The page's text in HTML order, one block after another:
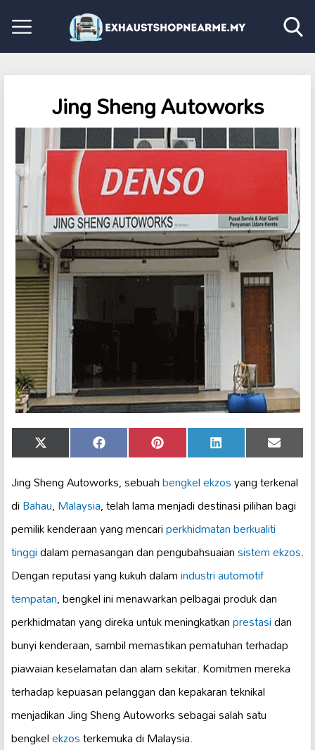
Jing Sheng Autoworks
Share
on
X
(Twitter)
Share
on
Facebook Share
on
Pinterest Share
on
LinkedIn Share
on
Email
Jing Sheng Autoworks, sebuahbengkel ekzosyang terkenal
diBahau,Malaysia, telah lama menjadi destinasi pilihan bagi
pemilik kenderaan yang mencariperkhidmatan berkualiti
tinggidalam pemasangan dan pengubahsuaiansistem ekzos.
Dengan reputasi yang kukuh dalamindustri automotif
tempatan, bengkel ini menawarkan pelbagai produk dan
perkhidmatan yang direka untuk meningkatkanprestasidan
bunyi kenderaan, sambil memastikan pematuhan terhadap
piawaian keselamatan dan alam sekitar. Komitmen mereka
terhadap kepuasan pelanggan dan kepakaran teknikal
menjadikan Jing Sheng Autoworks sebagai salah satu
bengkelekzosterkemuka di Malaysia.